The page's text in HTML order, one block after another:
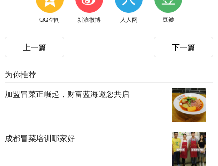
QQ空间 新浪微博 人人网 豆瓣
上一篇 下一篇
为你推荐
加盟冒菜正崛起，财富蓝海邀您共启
成都冒菜培训哪家好